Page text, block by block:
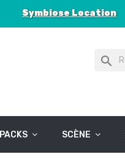
Symbiose Location
search
PACKS SCÈNE